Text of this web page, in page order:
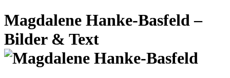
Magdalene Hanke-Basfeld –
Bilder & Text